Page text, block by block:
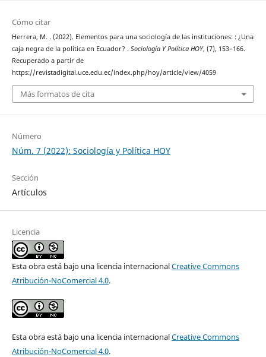
Cómo citar
Herrera, M. . (2022). Elementos para una sociología de las instituciones: : ¿Una
caja negra de la política en Ecuador? . Sociología Y Política HOY, (7), 153–166.
Recuperado a partir de
https://revistadigital.uce.edu.ec/index.php/hoy/article/view/4059
Más formatos de cita
Número
Núm. 7 (2022): Sociología y Política HOY
Sección
Artículos
Licencia
Esta obra está bajo una licencia internacionalCreative Commons
Atribución-NoComercial 4.0.
Esta obra está bajo una licencia internacionalCreative Commons
Atribución-NoComercial 4.0.